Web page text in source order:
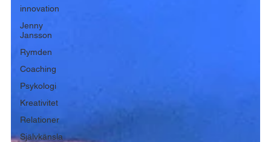
innovation
Jenny
Jansson
Rymden
Coaching
Psykologi
Kreativitet
Relationer
Självkänsla